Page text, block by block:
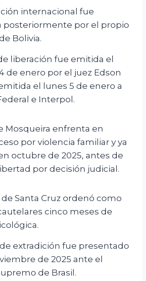
internacional fue
posteriormente por el propio
Bolivia.
liberación fue emitida el
de enero por el juez Edson
el lunes 5 de enero a
e Interpol.
Mosqueira enfrenta en
por violencia familiar y ya
octubre de 2025, antes de
por decisión judicial.
de Santa Cruz ordenó como
cinco meses de
extradición fue presentado
de 2025 ante el
de Brasil.